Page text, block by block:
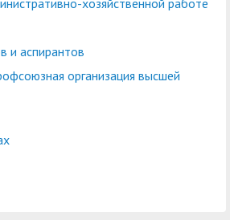
Управление по
административно-
Центр развития
компетенций
хозяйственной работе
и аспирантов
организация высшей